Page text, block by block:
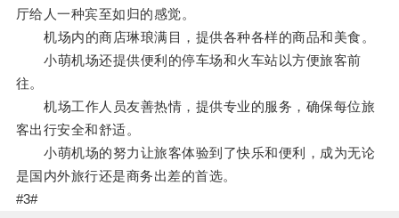
厅给人一种宾至如归的感觉。
机场内的商店琳琅满目，提供各种各样的商品和美食。
小萌机场还提供便利的停车场和火车站以方便旅客前
往。
机场工作人员友善热情，提供专业的服务，确保每位旅
客出行安全和舒适。
小萌机场的努力让旅客体验到了快乐和便利，成为无论
是国内外旅行还是商务出差的首选。
#3#